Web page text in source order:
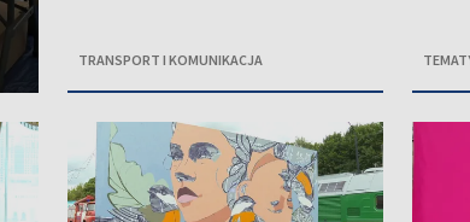
TRANSPORT I KOMUNIKACJA